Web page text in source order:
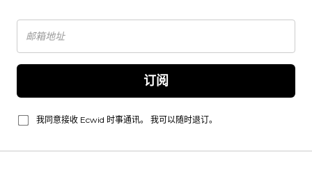
订阅
我同意接收 Ecwid 时事通讯。 我可以随时退订。